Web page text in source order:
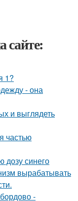
сайте:
1?
- она
и выглядеть
частью
дозу синего
вырабатывать
-